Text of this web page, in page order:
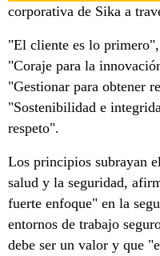
corporativa de Sika a
"El cliente es lo primero",
"Coraje para la
"Gestionar para obtener
"Sostenibilidad e
respeto".
Los principios subrayan
salud y la seguridad,
fuerte enfoque" en la
entornos de trabajo
debe ser un valor y que